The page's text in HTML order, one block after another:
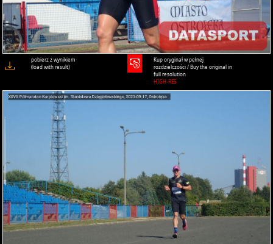
pobierz z wynikiem
(load with result)
Kup oryginał w pełnej
rozdzielczości / Buy the original in
full resolution
HIGH-RES